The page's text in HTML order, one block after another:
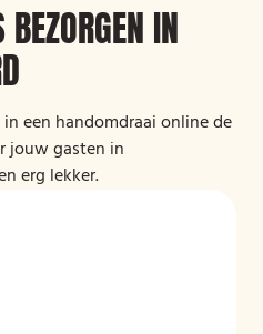
IN
een handomdraai online de
jouw gasten in
erg lekker.